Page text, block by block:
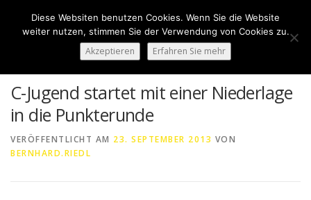
springen
C-Jugend startet mit einer Niederlage
in die Punkterunde
VERÖFFENTLICHT AM 23. SEPTEMBER 2013 VON
BERNHARD.RIEDL
Diese Websiten benutzen Cookies. Wenn Sie die Website
weiter nutzen, stimmen Sie der Verwendung von Cookies zu.
Akzeptieren Erfahren Sie mehr